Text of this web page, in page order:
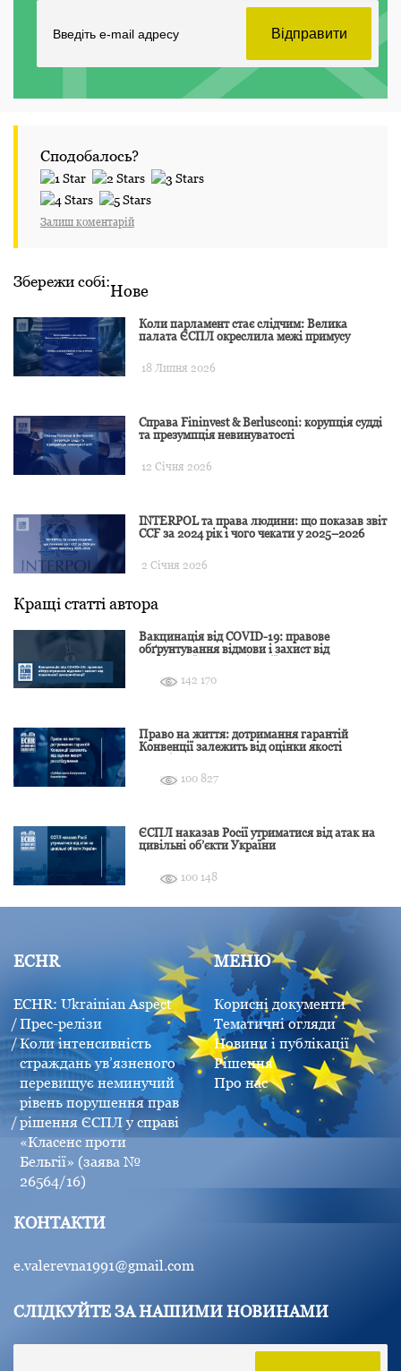
Сподобалось?
Залиш коментарій
Збережи собі:Нове
Коли парламент стає слідчим: Велика
палата ЄСПЛ окреслила межі примусу
18 Липня 2026
Справа Fininvest & Berlusconi: корупція судді
та презумпція невинуватості
12 Січня 2026
INTERPOL та права людини: що показав звіт
CCF за 2024 рік і чого чекати у 2025–2026
2 Січня 2026
Кращі статті автора
Вакцинація від COVID-19: правове
обґрунтування відмови і захист від
142 170
Право на життя: дотримання гарантій
Конвенції залежить від оцінки якості
100 827
ЄСПЛ наказав Росії утриматися від атак на
цивільні об’єкти України
100 148
ECHR
ECHR: Ukrainian Aspect
Прес-релізи
Коли інтенсивність
страждань ув’язненого
перевищує неминучий
рівень порушення прав
рішення ЄСПЛ у справі
«Класенс проти
Бельгії» (заява №
26564/16)
МЕНЮ
Корисні документи
Тематичні огляди
Новини і публікації
Рішення
Про нас
КОНТАКТИ
e.valerevna1991@gmail.com
СЛІДКУЙТЕ ЗА НАШИМИ НОВИНАМИ